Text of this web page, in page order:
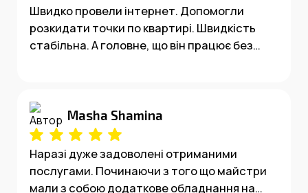
Швидко провели інтернет. Допомогли
розкидати точки по квартирі. Швидкість
стабільна. А головне, що він працює без
Доречі. Вартість місячна в мене навіть
дешевше стала.
Masha Shamina
Наразі дуже задоволені отриманими
послугами. Починаючи з того що майстри
мали з собою додаткове обладнання на